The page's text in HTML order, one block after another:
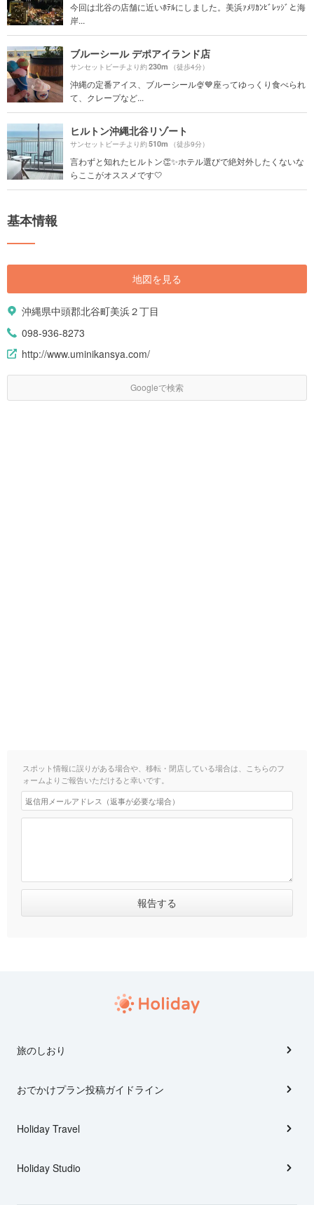
今回は北谷の店舗に近いﾎﾃﾙにしました。美浜ｧﾒﾘｶﾝﾋﾞﾚｯｼﾞと海
岸...
ブルーシール デポアイランド店
サンセットビーチより約230m （徒歩4分）
沖縄の定番アイス、ブルーシール🍨💙座ってゆっくり食べられ
て、クレープなど...
ヒルトン沖縄北谷リゾート
サンセットビーチより約510m （徒歩9分）
言わずと知れたヒルトン👏✨ホテル選びで絶対外したくないな
らここがオススメです🤍
基本情報
地図を見る
沖縄県中頭郡北谷町美浜２丁目
098-936-8273
http://www.uminikansya.com/
Googleで検索
スポット情報に誤りがある場合や、移転・閉店している場合は、こちらのフ
ォームよりご報告いただけると幸いです。
旅のしおり
おでかけプラン投稿ガイドライン
Holiday Travel
Holiday Studio